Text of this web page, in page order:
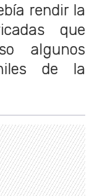
rendir la
que
algunos
de la